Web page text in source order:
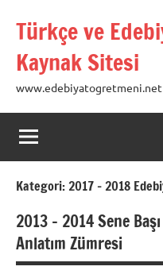
Türkçe ve
Kaynak Sitesi
www.edebiyatogretmeni.net
Kategori:2017 – 2018
2013 – 2014 Sene
Anlatım Zümresi